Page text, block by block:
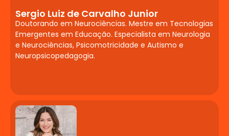
Sergio Luiz de Carvalho Junior
Doutorando em Neurociências. Mestre em Tecnologias
Emergentes em Educação. Especialista em Neurologia
e Neurociências, Psicomotricidade e Autismo e
Neuropsicopedagogia.